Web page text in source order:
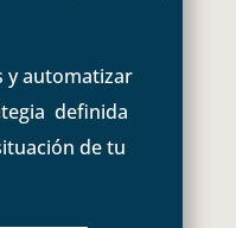
y automatizar
definida
de tu